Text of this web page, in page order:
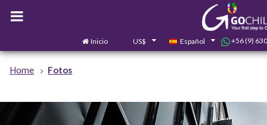
Inicio US$ Español +56 (9)
Home Fotos